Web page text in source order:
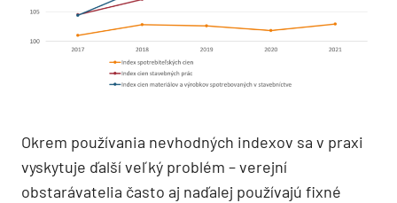
Okrem používania nevhodných indexov sa v praxi
vyskytuje ďalší veľký problém – verejní
obstarávatelia často aj naďalej používajú fixné